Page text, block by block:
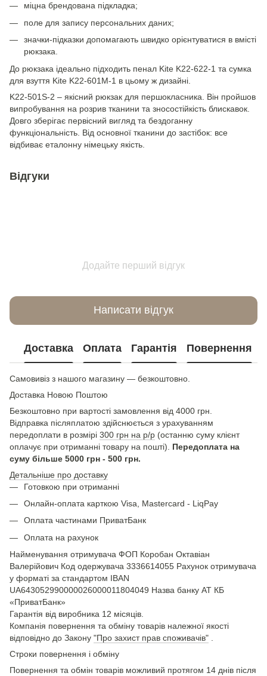
міцна брендована підкладка;
поле для запису персональних даних;
значки-підказки допомагають швидко орієнтуватися в вмісті
рюкзака.
До рюкзака ідеально підходить пенал Kite K22-622-1 та сумка
для взуття Kite K22-601M-1 в цьому ж дизайні.
K22-501S-2 – якісний рюкзак для першокласника. Він пройшов
випробування на розрив тканини та зносостійкість блискавок.
Довго зберігає первісний вигляд та бездоганну
функціональність. Від основної тканини до застібок: все
відбиває еталонну німецьку якість.
Відгуки
Додайте перший відгук
Написати відгук
Доставка Оплата Гарантія Повернення
Самовивіз з нашого магазину — безкоштовно.
Доставка Новою Поштою
Безкоштовно при вартості замовлення від 4000 грн.
Відправка післяплатою здійснюється з урахуванням
передоплати в розмірі 300 грн на р/р (останню суму клієнт
оплачує при отриманні товару на пошті). Передоплата на
суму більше 5000 грн - 500 грн.
Детальніше про доставку
Готовкою при отриманні
Онлайн-оплата карткою Visa, Mastercard - LiqPay
Оплата частинами ПриватБанк
Оплата на рахунок
Найменування отримувача ФОП Коробан Октавіан
Валерійович Код одержувача 3336614055 Рахунок отримувача
у форматі за стандартом IBAN
UA643052990000026000011804049 Назва банку АТ КБ
«ПриватБанк»
Гарантія від виробника 12 місяців.
Компанія повернення та обміну товарів належної якості
відповідно до Закону "Про захист прав споживачів"
Строки повернення і обміну
Повернення та обмін товарів можливий протягом 14 днів після